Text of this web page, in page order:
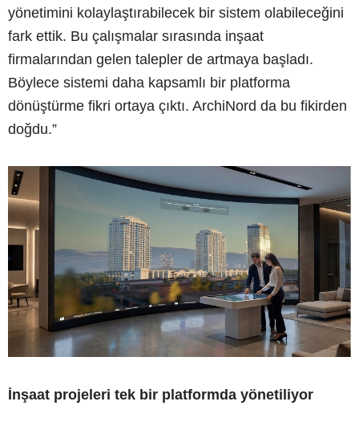
yönetimini kolaylaştırabilecek bir sistem olabileceğini
fark ettik. Bu çalışmalar sırasında inşaat
firmalarından gelen talepler de artmaya başladı.
Böylece sistemi daha kapsamlı bir platforma
dönüştürme fikri ortaya çıktı. ArchiNord da bu fikirden
doğdu.”
İnşaat projeleri tek bir platformda yönetiliyor